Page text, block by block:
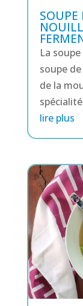
SOUPE
La
soupe
de la
lire plus